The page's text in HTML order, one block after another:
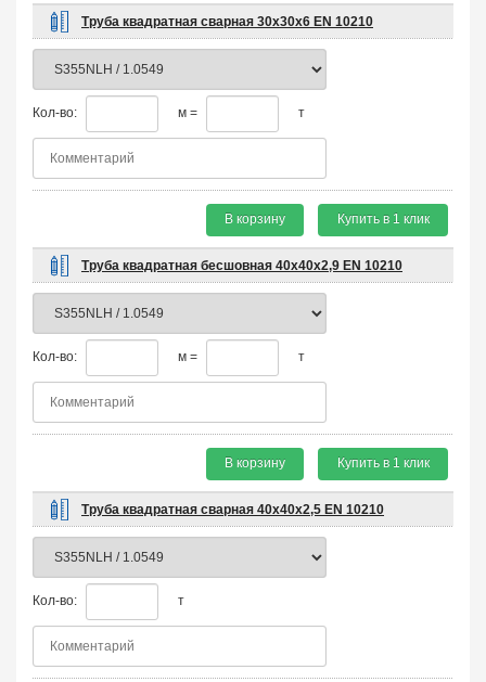
Труба квадратная сварная 30х30х6 EN 10210
Кол-во: м = т
В корзину Купить в 1 клик
Труба квадратная бесшовная 40х40х2,9 EN 10210
Кол-во: м = т
В корзину Купить в 1 клик
Труба квадратная сварная 40х40х2,5 EN 10210
Кол-во: т